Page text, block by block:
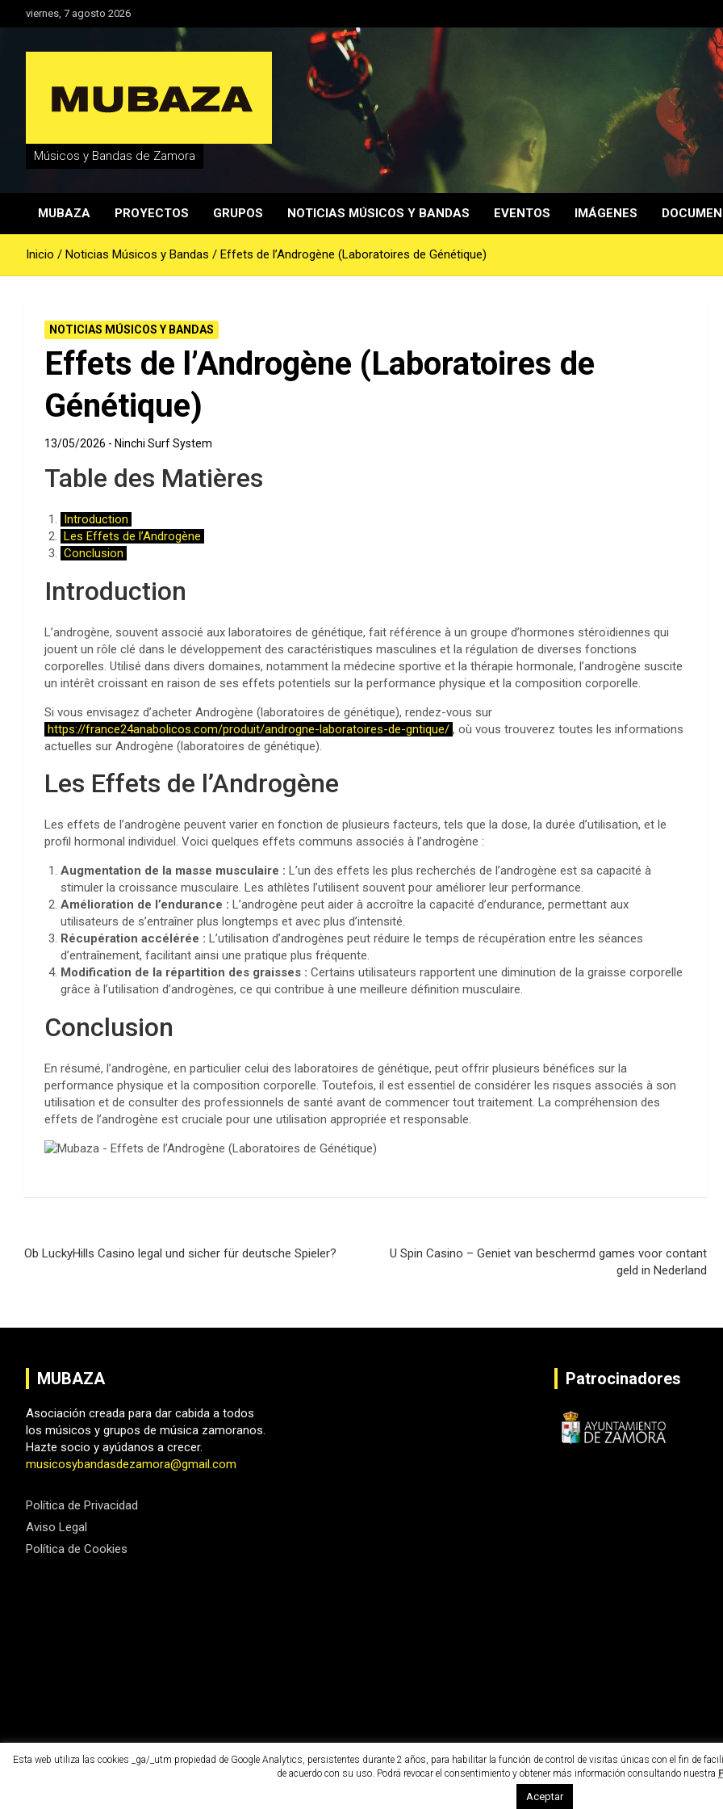
al
viernes, 7 agosto 2026
Músicos y Bandas de Zamora
MUBAZA PROYECTOS GRUPOS NOTICIAS MÚSICOS Y BANDAS EVENTOS IMÁGENES
Inicio Noticias Músicos y Bandas Effets de l’Androgène (Laboratoires de Génétique)
NOTICIAS MÚSICOS Y BANDAS
Effets de l’Androgène (Laboratoires de
Génétique)
13/05/2026 Ninchi Surf System
Table des Matières
Introduction
Les Effets de l’Androgène
Conclusion
Introduction
L’androgène, souvent associé aux laboratoires de génétique, fait référence à un groupe d’hormones stéroïdiennes qui
jouent un rôle clé dans le développement des caractéristiques masculines et la régulation de diverses fonctions
corporelles. Utilisé dans divers domaines, notamment la médecine sportive et la thérapie hormonale, l’androgène suscite
un intérêt croissant en raison de ses effets potentiels sur la performance physique et la composition corporelle.
Si vous envisagez d’acheter Androgène (laboratoires de génétique), rendez-vous sur
https://france24anabolicos.com/produit/androgne-laboratoires-de-gntique/ , où vous trouverez toutes les informations
actuelles sur Androgène (laboratoires de génétique).
Les Effets de l’Androgène
Les effets de l’androgène peuvent varier en fonction de plusieurs facteurs, tels que la dose, la durée d’utilisation, et le
profil hormonal individuel. Voici quelques effets communs associés à l’androgène :
Augmentation de la masse musculaire : L’un des effets les plus recherchés de l’androgène est sa capacité à
stimuler la croissance musculaire. Les athlètes l’utilisent souvent pour améliorer leur performance.
Amélioration de l’endurance : L’androgène peut aider à accroître la capacité d’endurance, permettant aux
utilisateurs de s’entraîner plus longtemps et avec plus d’intensité.
Récupération accélérée : L’utilisation d’androgènes peut réduire le temps de récupération entre les séances
d’entraînement, facilitant ainsi une pratique plus fréquente.
Modification de la répartition des graisses : Certains utilisateurs rapportent une diminution de la graisse corporelle
grâce à l’utilisation d’androgènes, ce qui contribue à une meilleure définition musculaire.
Conclusion
En résumé, l’androgène, en particulier celui des laboratoires de génétique, peut offrir plusieurs bénéfices sur la
performance physique et la composition corporelle. Toutefois, il est essentiel de considérer les risques associés à son
utilisation et de consulter des professionnels de santé avant de commencer tout traitement. La compréhension des
effets de l’androgène est cruciale pour une utilisation appropriée et responsable.
Ob LuckyHills Casino legal und sicher für deutsche Spieler?
U Spin Casino – Geniet van beschermd games voor contant
geld in Nederland
MUBAZA
Asociación creada para dar cabida a todos
los músicos y grupos de música zamoranos.
Hazte socio y ayúdanos a crecer.
musicosybandasdezamora@gmail.com
Política de Privacidad
Aviso Legal
Política de Cookies
Patrocinadores
Esta web utiliza las cookies _ga/_utm propiedad de Google Analytics, persistentes durante 2 años, para habilitar la función de control de visitas únicas con el fin de
de acuerdo con su uso. Podrá revocar el consentimiento y obtener más información consultando nuestra
Aceptar